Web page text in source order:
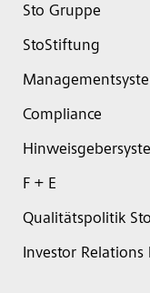
Sto Gruppe
StoStiftung
Compliance
F + E
Qualitätspolitik
Investor Relations